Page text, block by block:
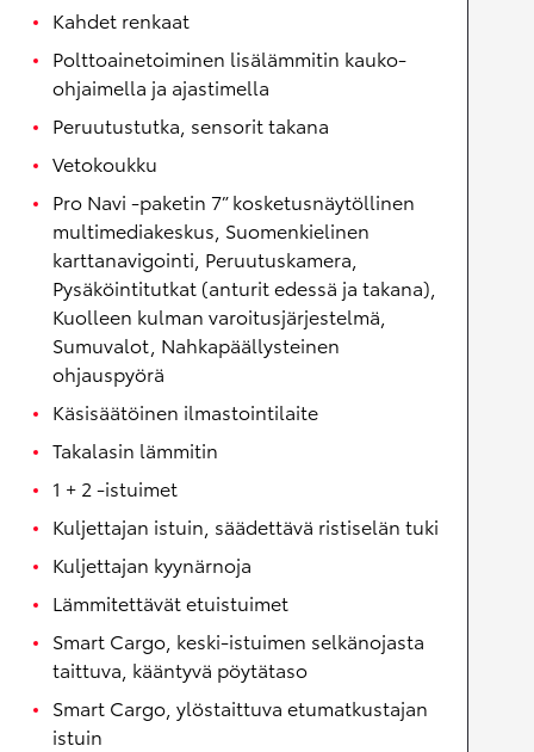
Kahdet renkaat
Polttoainetoiminen lisälämmitin kauko-
ohjaimella ja ajastimella
Peruutustutka, sensorit takana
Vetokoukku
Pro Navi -paketin 7” kosketusnäytöllinen
multimediakeskus, Suomenkielinen
karttanavigointi, Peruutuskamera,
Pysäköintitutkat (anturit edessä ja takana),
Kuolleen kulman varoitusjärjestelmä,
Sumuvalot, Nahkapäällysteinen
ohjauspyörä
Käsisäätöinen ilmastointilaite
Takalasin lämmitin
1 + 2 -istuimet
Kuljettajan istuin, säädettävä ristiselän tuki
Kuljettajan kyynärnoja
Lämmitettävät etuistuimet
Smart Cargo, keski-istuimen selkänojasta
taittuva, kääntyvä pöytätaso
Smart Cargo, ylöstaittuva etumatkustajan
istuin